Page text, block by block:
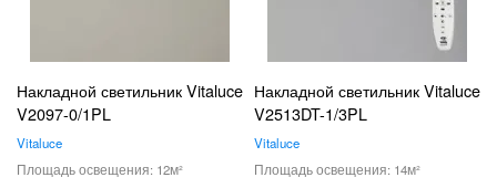
Накладной светильник Vitaluce
V2097-0/1PL
Vitaluce
12
Накладной светильник Vitaluce
V2513DT-1/3PL
Vitaluce
14